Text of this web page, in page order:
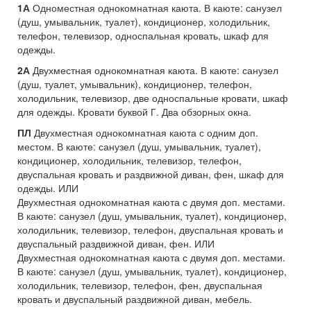
1А Одноместная однокомнатная каюта. В каюте: санузел
(душ, умывальник, туалет), кондиционер, холодильник,
телефон, телевизор, односпальная кровать, шкаф для
одежды.
2А Двухместная однокомнатная каюта. В каюте: санузел
(душ, туалет, умывальник), кондиционер, телефон,
холодильник, телевизор, две односпальные кровати, шкаф
для одежды. Кровати буквой Г. Два обзорных окна.
ПЛ Двухместная однокомнатная каюта с одним доп.
местом. В каюте: санузел (душ, умывальник, туалет),
кондиционер, холодильник, телевизор, телефон,
двуспальная кровать и раздвижной диван, фен, шкаф для
одежды. ИЛИ
Двухместная однокомнатная каюта с двумя доп. местами.
В каюте: санузел (душ, умывальник, туалет), кондиционер,
холодильник, телевизор, телефон, двуспальная кровать и
двуспальный раздвижной диван, фен. ИЛИ
Двухместная однокомнатная каюта с двумя доп. местами.
В каюте: санузел (душ, умывальник, туалет), кондиционер,
холодильник, телевизор, телефон, фен, двуспальная
кровать и двуспальный раздвижной диван, мебель.